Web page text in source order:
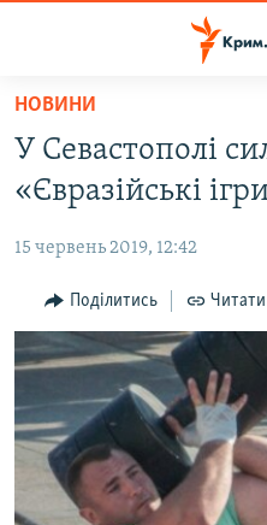
Перейти
основного
матеріалу
Перейти
до
навігації
Перейти
до
пошуку
ВІДЕО ТА ФОТО
ПОЛІТИКА
БЛОГИ
ПОГЛЯД
ВСЕ ЗА ДЕНЬ
СПЕЦПРОЕКТИ
ДЕПОРТАЦІЯ
ЯК ОБІЙТИ БЛОКУВАННЯ
НОВИНИ
У Севастополі
«Євразійські
15 червень 2019, 12:42
Поділитись